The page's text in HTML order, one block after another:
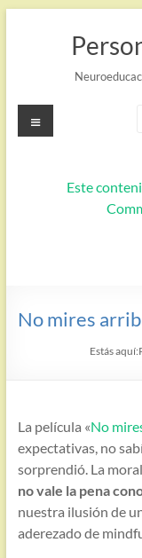
Este
Menú
No mires
Estás aquí:
La película «No
expectativas, no
sorprendió. La
no vale la pena
nuestra ilusión de
aderezado de